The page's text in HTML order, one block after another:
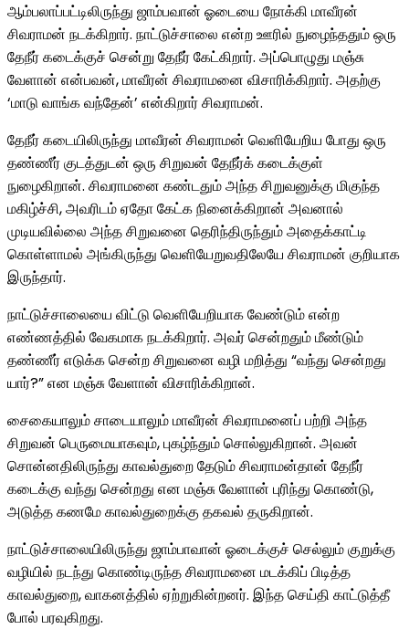
ஆம்பலாப்பட்டிலிருந்து ஜாம்பவான் ஓடையை நோக்கி மாவீரன்
சிவராமன் நடக்கிறார். நாட்டுச்சாலை என்ற ஊரில் நுழைந்ததும் ஒரு
தேநீர் கடைக்குச் சென்று தேநீர் கேட்கிறார். அப்பொழுது மஞ்சு
வேளான் என்பவன், மாவீரன் சிவராமனை விசாரிக்கிறார். அதற்கு
‘மாடு வாங்க வந்தேன்’ என்கிறார் சிவராமன்.
தேநீர் கடையிலிருந்து மாவீரன் சிவராமன் வெளியேறிய போது ஒரு
தண்ணீர் குடத்துடன் ஒரு சிறுவன் தேநீர்க் கடைக்குள்
நுழைகிறான். சிவராமனை கண்டதும் அந்த சிறுவனுக்கு மிகுந்த
மகிழ்ச்சி, அவரிடம் ஏதோ கேட்க நினைக்கிறான் அவனால்
முடியவில்லை அந்த சிறுவனை தெரிந்திருந்தும் அதைக்காட்டி
கொள்ளாமல் அங்கிருந்து வெளியேறுவதிலேயே சிவராமன் குறியாக
இருந்தார்.
நாட்டுச்சாலையை விட்டு வெளியேறியாக வேண்டும் என்ற
எண்ணத்தில் வேகமாக நடக்கிறார். அவர் சென்றதும் மீண்டும்
தண்ணீர் எடுக்க சென்ற சிறுவனை வழி மறித்து “வந்து சென்றது
யார்?” என மஞ்சு வேளான் விசாரிக்கிறான்.
சைகையாலும் சாடையாலும் மாவீரன் சிவராமனைப் பற்றி அந்த
சிறுவன் பெருமையாகவும், புகழ்ந்தும் சொல்லுகிறான். அவன்
சொன்னதிலிருந்து காவல்துறை தேடும் சிவராமன்தான் தேநீர்
கடைக்கு வந்து சென்றது என மஞ்சு வேளான் புரிந்து கொண்டு,
அடுத்த கணமே காவல்துறைக்கு தகவல் தருகிறான்.
நாட்டுச்சாலையிலிருந்து ஜாம்பாவான் ஓடைக்குச் செல்லும் குறுக்கு
வழியில் நடந்து கொண்டிருந்த சிவராமனை மடக்கிப் பிடித்த
காவல்துறை, வாகனத்தில் ஏற்றுகின்றனர். இந்த செய்தி காட்டுத்தீ
போல் பரவுகிறது.